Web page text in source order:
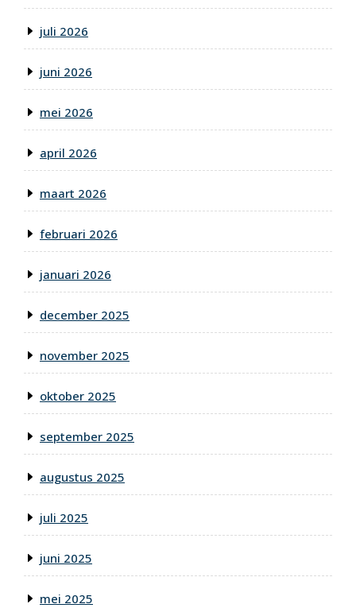
juli 2026
juni 2026
mei 2026
april 2026
maart 2026
februari 2026
januari 2026
december 2025
november 2025
oktober 2025
september 2025
augustus 2025
juli 2025
juni 2025
mei 2025